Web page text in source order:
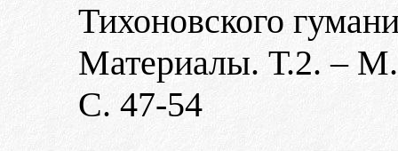
Тихоновского
Материалы. Т.2. –
С. 47-54